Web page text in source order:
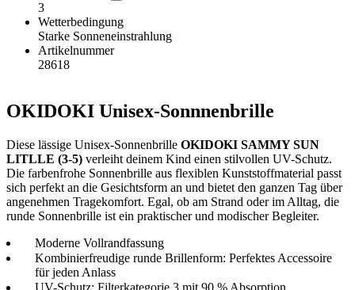
3
Wetterbedingung
Starke Sonneneinstrahlung
Artikelnummer
28618
OKIDOKI Unisex-Sonnnenbrille
Diese lässige Unisex-Sonnenbrille OKIDOKI SAMMY SUN
LITLLE (3-5) verleiht deinem Kind einen stilvollen UV-Schutz.
Die farbenfrohe Sonnenbrille aus flexiblen Kunststoffmaterial passt
sich perfekt an die Gesichtsform an und bietet den ganzen Tag über
angenehmen Tragekomfort. Egal, ob am Strand oder im Alltag, die
runde Sonnenbrille ist ein praktischer und modischer Begleiter.
Moderne Vollrandfassung
Kombinierfreudige runde Brillenform: Perfektes Accessoire
für jeden Anlass
UV-Schutz: Filterkategorie 3 mit 90 % Absorption